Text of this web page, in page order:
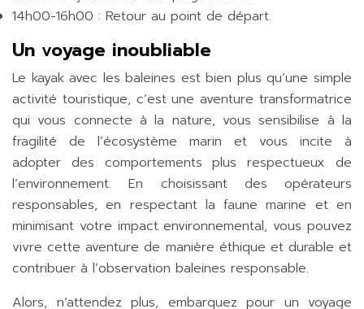
14h00-16h00 : Retour au point de départ.
Un voyage inoubliable
Le kayak avec les baleines est bien plus qu’une simple
activité touristique, c’est une aventure transformatrice
qui vous connecte à la nature, vous sensibilise à la
fragilité de l’écosystème marin et vous incite à
adopter des comportements plus respectueux de
l’environnement. En choisissant des opérateurs
responsables, en respectant la faune marine et en
minimisant votre impact environnemental, vous pouvez
vivre cette aventure de manière éthique et durable et
contribuer à l’observation baleines responsable.
Alors, n’attendez plus, embarquez pour un voyage